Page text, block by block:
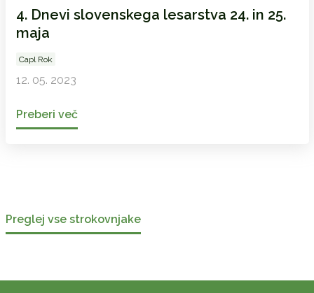
4. Dnevi slovenskega lesarstva 24. in 25.
maja
Capl Rok
12. 05. 2023
Preberi več
Preglej vse strokovnjake